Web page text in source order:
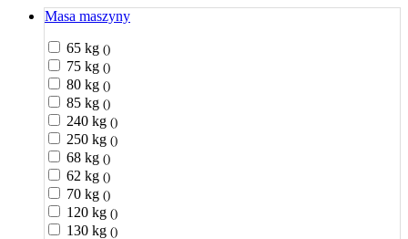
Masa maszyny
65 kg ()
75 kg ()
80 kg ()
85 kg ()
240 kg ()
250 kg ()
68 kg ()
62 kg ()
70 kg ()
120 kg ()
130 kg ()